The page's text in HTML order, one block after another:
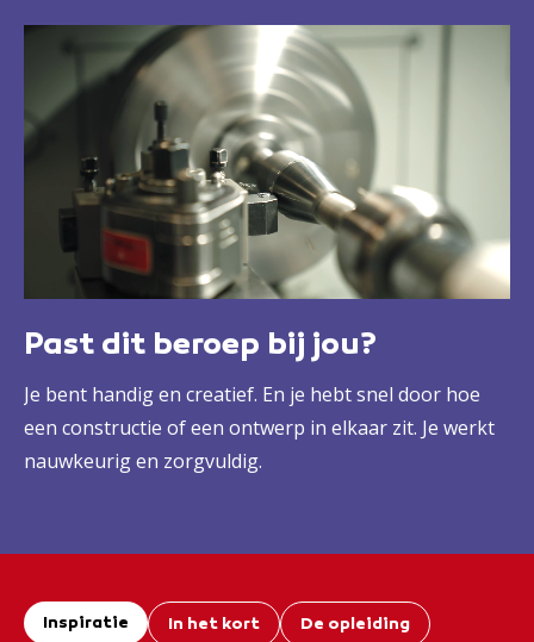
welke kwaliteit je moet leveren. En: je houdt de kosten
goed in de gaten.
Past dit beroep bij jou?
Je bent handig en creatief. En je hebt snel door hoe
een constructie of een ontwerp in elkaar zit. Je werkt
nauwkeurig en zorgvuldig.
Inspiratie In het kort De opleiding